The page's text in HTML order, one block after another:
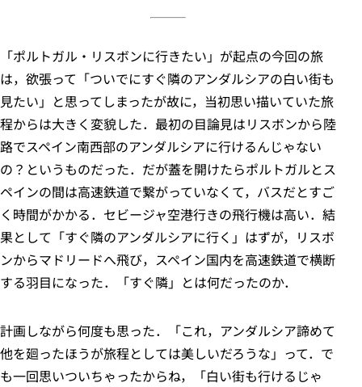
「ポルトガル・リスボンに行きたい」が起点の今回の旅
は，欲張って「ついでにすぐ隣のアンダルシアの白い街も
見たい」と思ってしまったが故に，当初思い描いていた旅
程からは大きく変貌した．最初の目論見はリスボンから陸
路でスペイン南西部のアンダルシアに行けるんじゃない
の？というものだった．だが蓋を開けたらポルトガルとス
ペインの間は高速鉄道で繋がっていなくて，バスだとすご
く時間がかかる．セビージャ空港行きの飛行機は高い．結
果として「すぐ隣のアンダルシアに行く」はずが，リスボ
ンからマドリードへ飛び，スペイン国内を高速鉄道で横断
する羽目になった．「すぐ隣」とは何だったのか．
計画しながら何度も思った．「これ，アンダルシア諦めて
他を廻ったほうが旅程としては美しいだろうな」って．で
も一回思いついちゃったからね，「白い街も行けるじゃ